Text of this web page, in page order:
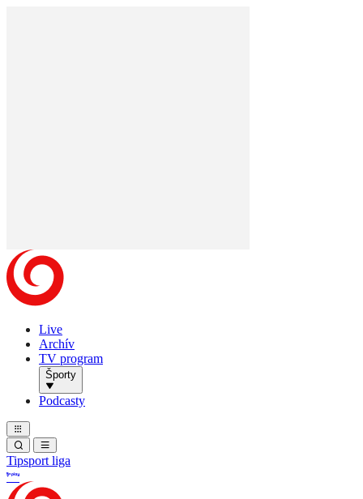
Live
Archív
TV program
Športy
Podcasty
Tipsport liga